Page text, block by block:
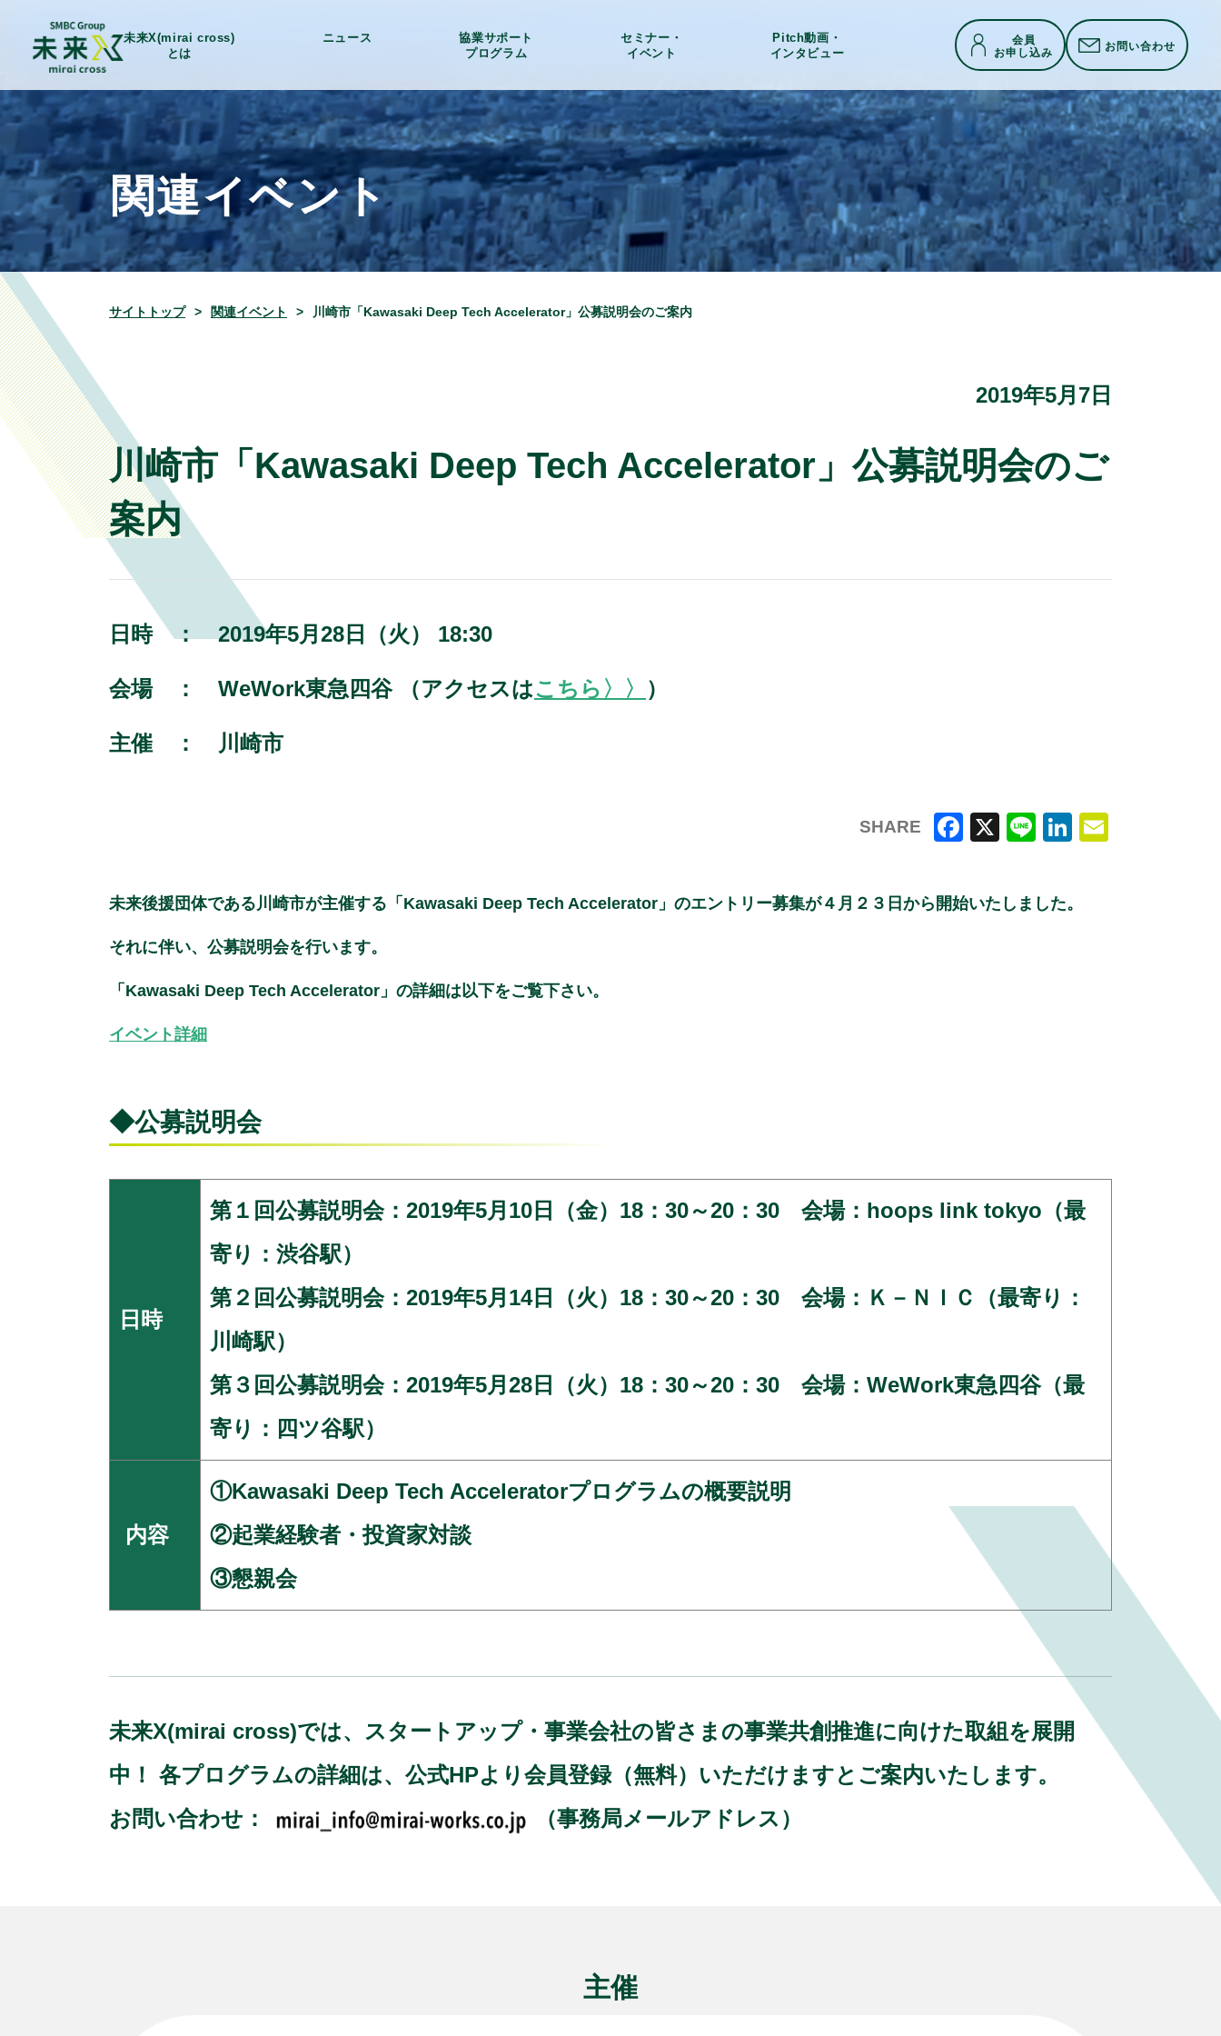
未来X(mirai cross)
とは
ニュース
協業サポート
プログラム
セミナー・
イベント
Pitch動画・
インタビュー
会員
お申し込み お問い合わせ
関連イベント
サイトトップ 関連イベント 川崎市「Kawasaki Deep Tech Accelerator」公募説明会のご案内
2019年5月7日
川崎市「Kawasaki Deep Tech Accelerator」公募説明会のご
案内
日時 ： 2019年5月28日（火） 18:30
会場 ： WeWork東急四谷 （アクセスはこちら〉〉 ）
主催 ： 川崎市
SHARE
c
e
k
未来後援団体である川崎市が主催する「Kawasaki Deep Tech Accelerator」のエントリー募集が４月２３日から開始いたしました。
それに伴い、公募説明会を行います。
「Kawasaki Deep Tech Accelerator」の詳細は以下をご覧下さい。
イベント詳細
◆公募説明会
日時
第１回公募説明会：2019年5月10日（金）18：30～20：30 会場：hoops link tokyo（最
寄り：渋谷駅）
第２回公募説明会：2019年5月14日（火）18：30～20：30 会場：Ｋ－ＮＩＣ（最寄り：
川崎駅）
第３回公募説明会：2019年5月28日（火）18：30～20：30 会場：WeWork東急四谷（最
寄り：四ツ谷駅）
内容
①Kawasaki Deep Tech Acceleratorプログラムの概要説明
②起業経験者・投資家対談
③懇親会
未来X(mirai cross)では、スタートアップ・事業会社の皆さまの事業共創推進に向けた取組を展開
中！ 各プログラムの詳細は、公式HPより会員登録（無料）いただけますとご案内いたします。
お問い合わせ：
（事務局メールアドレス）
主催